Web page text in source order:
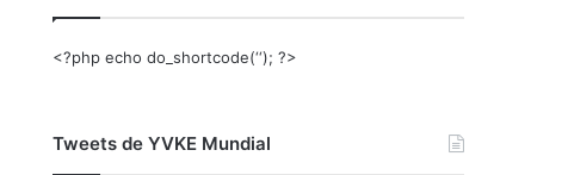
<?php echo do_shortcode(‘‘); ?>
Tweets de YVKE Mundial